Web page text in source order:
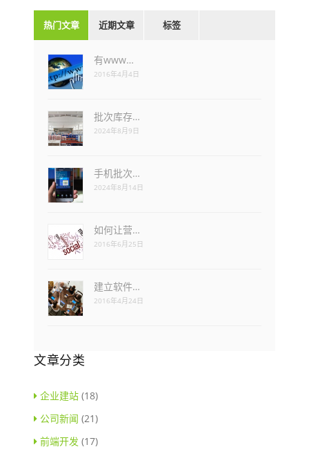
热门文章 近期文章 标签
有www…
2016年4月4日
批次库存…
2024年8月9日
手机批次…
2024年8月14日
如何让营…
2016年6月25日
建立软件…
2016年4月24日
文章分类
企业建站 (18)
公司新闻 (21)
前端开发 (17)